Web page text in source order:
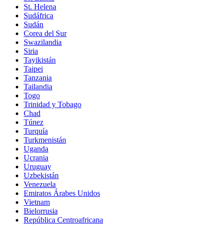
St. Helena
Sudáfrica
Sudán
Corea del Sur
Swazilandia
Siria
Tayikistán
Taipei
Tanzania
Tailandia
Togo
Trinidad y Tobago
Chad
Túnez
Turquía
Turkmenistán
Uganda
Ucrania
Uruguay
Uzbekistán
Venezuela
Emiratos Árabes Unidos
Vietnam
Bielorrusia
República Centroafricana